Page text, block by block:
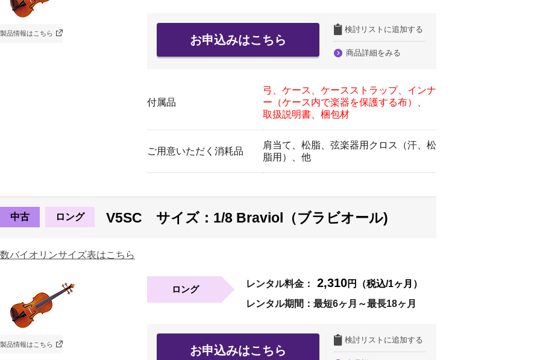
製品情報はこちら お申込みはこちら
検討リストに追加する
商品詳細をみる
付属品
弓、ケース、ケースストラップ、インナ
ー（ケース内で楽器を保護する布）、
取扱説明書、梱包材
ご用意いただく消耗品
肩当て、松脂、弦楽器用クロス（汗、松
脂用）、他
中古 ロング V5SC サイズ：1/8 Braviol（ブラビオール)
バイオリンサイズ表はこちら
製品情報はこちら
ロング
レンタル料金： 2,310円（税込/1ヶ月）
レンタル期間：最短6ヶ月～最長18ヶ月
お申込みはこちら
検討リストに追加する